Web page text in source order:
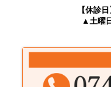
【休診
▲土曜